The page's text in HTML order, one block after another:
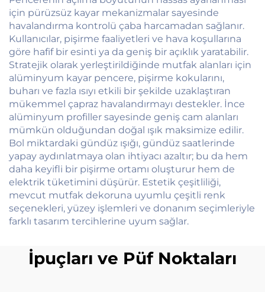
için pürüzsüz kayar mekanizmalar sayesinde
havalandırma kontrolü çaba harcamadan sağlanır.
Kullanıcılar, pişirme faaliyetleri ve hava koşullarına
göre hafif bir esinti ya da geniş bir açıklık yaratabilir.
Stratejik olarak yerleştirildiğinde mutfak alanları için
alüminyum kayar pencere, pişirme kokularını,
buharı ve fazla ısıyı etkili bir şekilde uzaklaştıran
mükemmel çapraz havalandırmayı destekler. İnce
alüminyum profiller sayesinde geniş cam alanları
mümkün olduğundan doğal ışık maksimize edilir.
Bol miktardaki gündüz ışığı, gündüz saatlerinde
yapay aydınlatmaya olan ihtiyacı azaltır; bu da hem
daha keyifli bir pişirme ortamı oluşturur hem de
elektrik tüketimini düşürür. Estetik çeşitliliği,
mevcut mutfak dekoruna uyumlu çeşitli renk
seçenekleri, yüzey işlemleri ve donanım seçimleriyle
farklı tasarım tercihlerine uyum sağlar.
İpuçları ve Püf Noktaları